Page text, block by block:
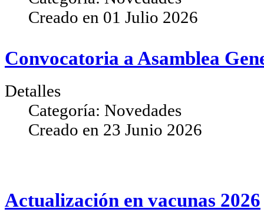
Creado en 01 Julio 2026
Convocatoria a Asamblea
Detalles
Categoría: Novedades
Creado en 23 Junio 2026
Actualización en vacunas 2026